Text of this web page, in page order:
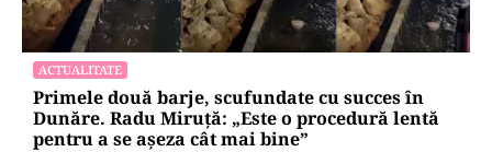
ACTUALITATE
Primele două barje, scufundate cu succes în
Dunăre. Radu Miruță: „Este o procedură lentă
pentru a se așeza cât mai bine”